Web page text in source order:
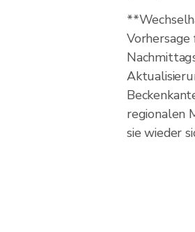
Vorhersage
regionalen
sie wieder